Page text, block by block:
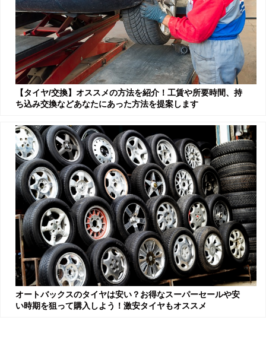
【タイヤ/交換】オススメの方法を紹介！工賃や所要時間、持
ち込み交換などあなたにあった方法を提案します
オートバックスのタイヤは安い？お得なスーパーセールや安
い時期を狙って購入しよう！激安タイヤもオススメ